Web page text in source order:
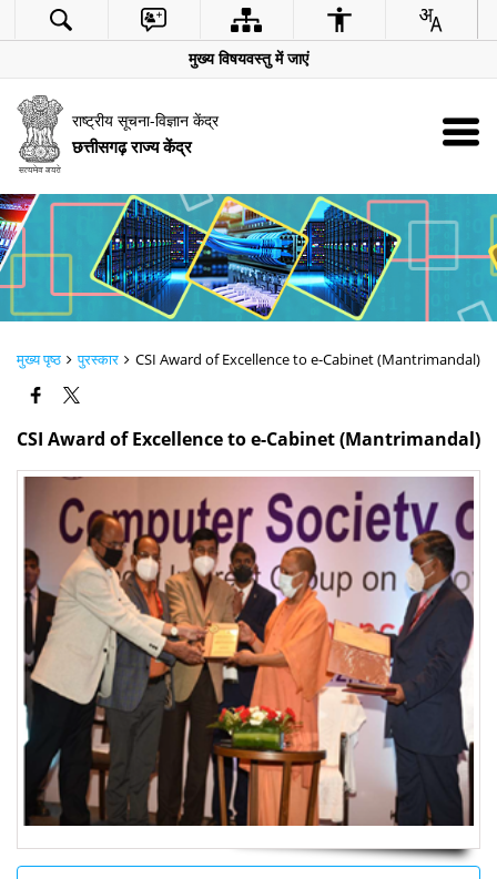
मुख्य विषयवस्तु में जाएं
राष्ट्रीय सूचना-विज्ञान केंद्र
छत्तीसगढ़ राज्य केंद्र
मुख्य पृष्ठ पुरस्कार CSI Award of Excellence to e-Cabinet (Mantrimandal)
CSI Award of Excellence to e-Cabinet (Mantrimandal)